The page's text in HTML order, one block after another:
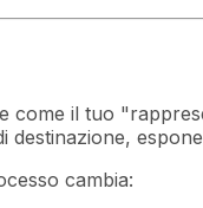
come il tuo
destinazione,
cambia: